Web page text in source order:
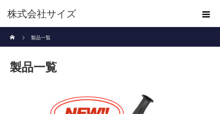
株式会社サイズ
製品一覧
製品一覧